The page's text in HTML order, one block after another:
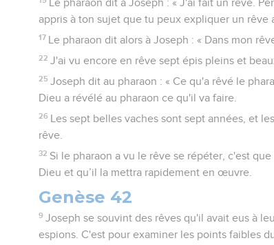
Le pharaon dit à Joseph : « J'ai fait un rêve.
appris à ton sujet que tu peux expliquer un rêve
17 Le pharaon dit alors à Joseph : « Dans mon
22 J'ai vu encore en rêve sept épis pleins et
25 Joseph dit au pharaon : « Ce qu'a rêvé le
Dieu a révélé au pharaon ce qu'il va faire.
26
Les sept belles vaches sont sept années, et
rêve.
32 Si le pharaon a vu le rêve se répéter, c'est
Dieu et qu’il la mettra rapidement en œuvre.
Genèse 42
9 Joseph se souvint des rêves qu'il avait eus à
espions. C'est pour examiner les points faibles